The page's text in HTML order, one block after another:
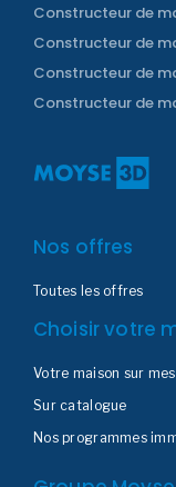
Constructeur de
Constructeur de
Constructeur de
Constructeur de
Nos offres
Toutes les offres
Choisir votre
Votre maison sur
Sur catalogue
Nos programmes